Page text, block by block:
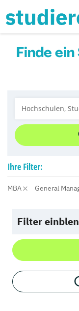
Finde
Ihre Filter:
MBA General
Filter